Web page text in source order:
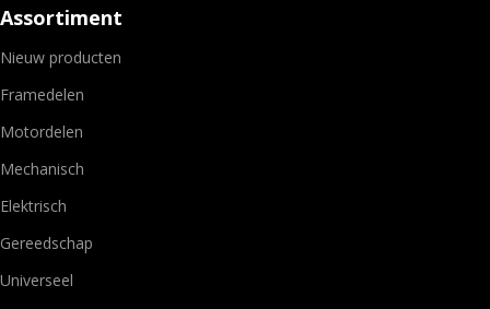
Assortiment
Nieuw producten
Framedelen
Motordelen
Mechanisch
Elektrisch
Gereedschap
Universeel